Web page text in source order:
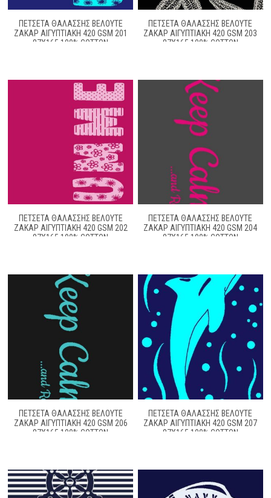
ΠΕΤΣΕΤΑ ΘΑΛΑΣΣΗΣ ΒΕΛΟΥΤΕ
ΖΑΚΆΡ ΑΙΓΥΠΤΙΑΚΉ 420 GSM 201
87X165 100% COTTON
ΠΕΤΣΕΤΑ ΘΑΛΑΣΣΗΣ ΒΕΛΟΥΤΕ
ΖΑΚΆΡ ΑΙΓΥΠΤΙΑΚΉ 420 GSM 203
87X165 100% COTTON
ΠΕΤΣΕΤΑ ΘΑΛΑΣΣΗΣ ΒΕΛΟΥΤΕ
ΖΑΚΆΡ ΑΙΓΥΠΤΙΑΚΉ 420 GSM 202
87X165 100% COTTON
ΠΕΤΣΕΤΑ ΘΑΛΑΣΣΗΣ ΒΕΛΟΥΤΕ
ΖΑΚΆΡ ΑΙΓΥΠΤΙΑΚΉ 420 GSM 204
87X165 100% COTTON
ΠΕΤΣΕΤΑ ΘΑΛΑΣΣΗΣ ΒΕΛΟΥΤΕ
ΖΑΚΆΡ ΑΙΓΥΠΤΙΑΚΉ 420 GSM 206
87X165 100% COTTON
ΠΕΤΣΕΤΑ ΘΑΛΑΣΣΗΣ ΒΕΛΟΥΤΕ
ΖΑΚΆΡ ΑΙΓΥΠΤΙΑΚΉ 420 GSM 207
87X165 100% COTTON